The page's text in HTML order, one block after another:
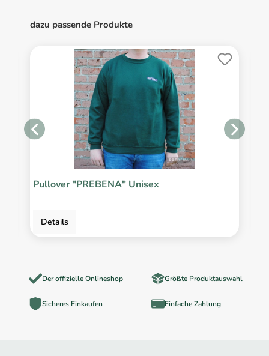
dazu passende Produkte
Pullover "PREBENA" Unisex
Details
Der offizielle Onlineshop Größte Produktauswahl
Sicheres Einkaufen Einfache Zahlung